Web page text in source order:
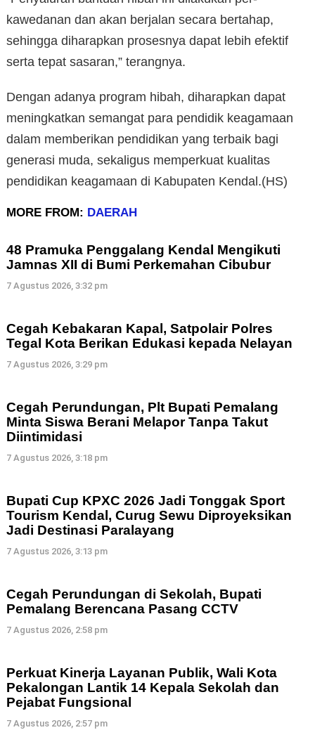
kawedanan dan akan berjalan secara bertahap,
sehingga diharapkan prosesnya dapat lebih efektif
serta tepat sasaran,” terangnya.
Dengan adanya program hibah, diharapkan dapat
meningkatkan semangat para pendidik keagamaan
dalam memberikan pendidikan yang terbaik bagi
generasi muda, sekaligus memperkuat kualitas
pendidikan keagamaan di Kabupaten Kendal.(HS)
MORE FROM: DAERAH
48 Pramuka Penggalang Kendal Mengikuti
Jamnas XII di Bumi Perkemahan Cibubur
7 Agustus 2026, 3:32 pm
Cegah Kebakaran Kapal, Satpolair Polres
Tegal Kota Berikan Edukasi kepada Nelayan
7 Agustus 2026, 3:29 pm
Cegah Perundungan, Plt Bupati Pemalang
Minta Siswa Berani Melapor Tanpa Takut
Diintimidasi
7 Agustus 2026, 3:18 pm
Bupati Cup KPXC 2026 Jadi Tonggak Sport
Tourism Kendal, Curug Sewu Diproyeksikan
Jadi Destinasi Paralayang
7 Agustus 2026, 3:13 pm
Cegah Perundungan di Sekolah, Bupati
Pemalang Berencana Pasang CCTV
7 Agustus 2026, 2:58 pm
Perkuat Kinerja Layanan Publik, Wali Kota
Pekalongan Lantik 14 Kepala Sekolah dan
Pejabat Fungsional
7 Agustus 2026, 2:57 pm